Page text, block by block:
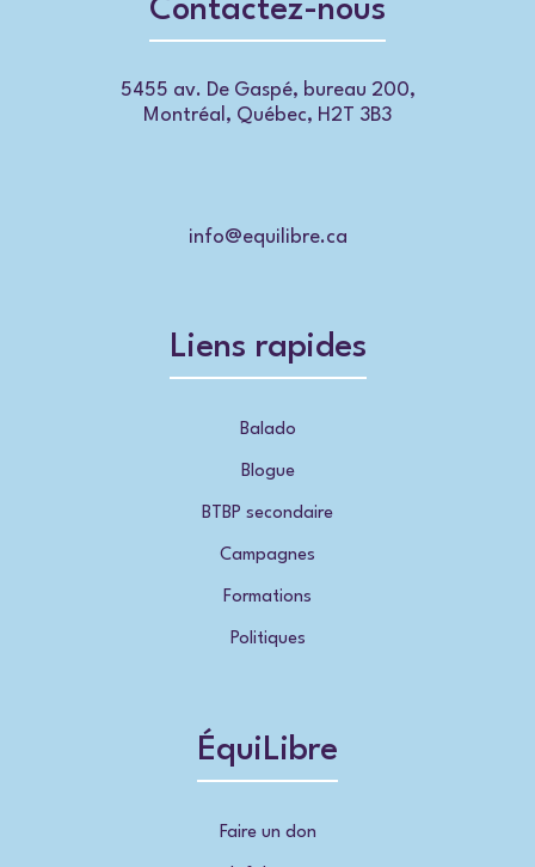
Contactez-nous
5455 av. De Gaspé, bureau 200,
Montréal, Québec, H2T 3B3
info@equilibre.ca
Liens rapides
Balado
Blogue
BTBP secondaire
Campagnes
Formations
Politiques
ÉquiLibre
Faire un don